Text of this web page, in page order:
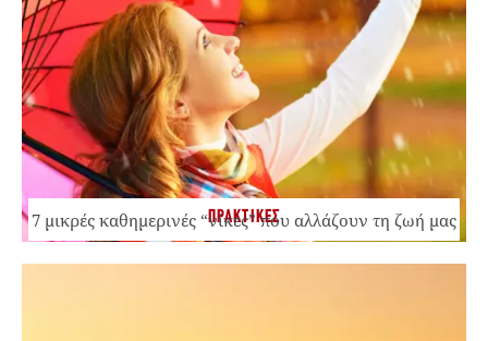
ΠΡΑΚΤΙΚΕΣ
7 μικρές καθημερινές “νίκες” που αλλάζουν τη ζωή μας